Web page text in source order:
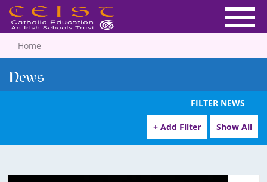
Home
News
FILTER NEWS
+ Add Filter Show All